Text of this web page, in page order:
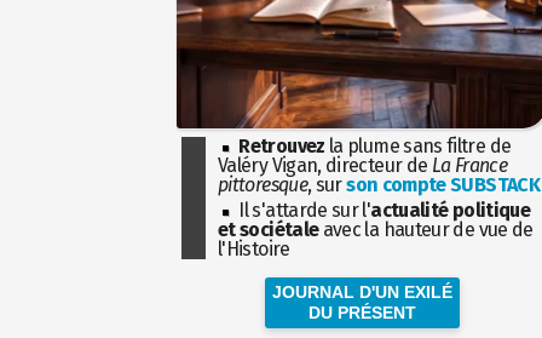
Retrouvez la plume sans filtre de
Valéry Vigan, directeur de La France
pittoresque, surson compte SUBSTACK
Il s'attarde sur l'actualité politique
et sociétaleavec la hauteur de vue de
l'Histoire
JOURNAL D'UN EXILÉ
DU PRÉSENT